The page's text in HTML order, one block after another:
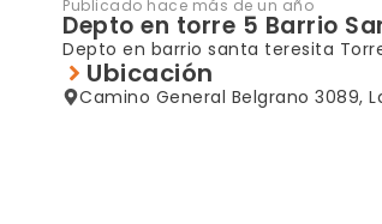
Publicado hace más de un año
Depto en torre 5 Barrio
Depto en barrio santa teresita
Ubicación
Camino General Belgrano 3089,